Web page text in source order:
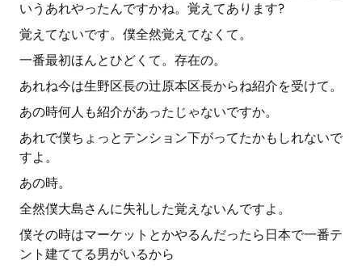
いうあれやったんですかね。覚えてあります?
覚えてないです。僕全然覚えてなくて。
一番最初ほんとひどくて。存在の。
あれね今は生野区長の辻原本区長からね紹介を受けて。
あの時何人も紹介があったじゃないですか。
あれで僕ちょっとテンション下がってたかもしれないで
すよ。
あの時。
全然僕大島さんに失礼した覚えないんですよ。
僕その時はマーケットとかやるんだったら日本で一番テ
ント建ててる男がいるから